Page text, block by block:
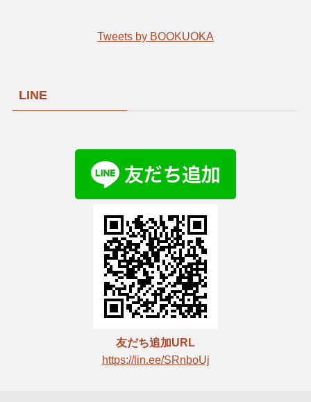
Tweets by BOOKUOKA
LINE
友だち追加URL
https://lin.ee/SRnboUj